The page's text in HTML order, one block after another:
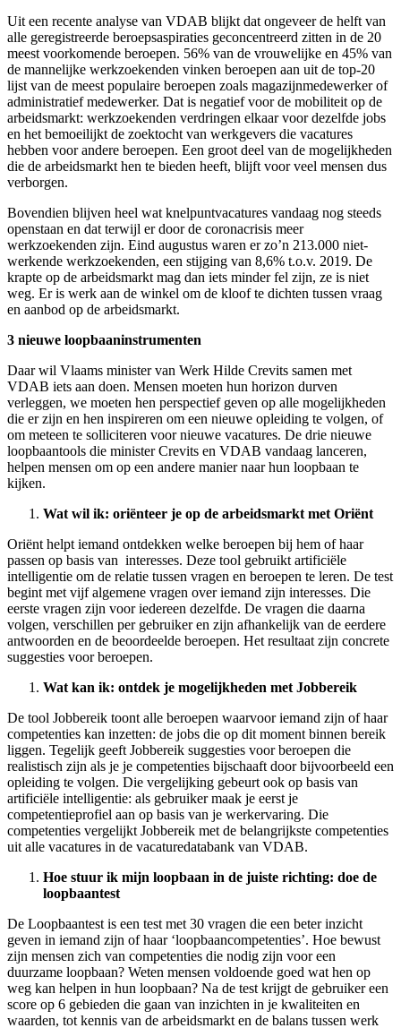
Uit een recente analyse van VDAB blijkt dat ongeveer de helft van
alle geregistreerde beroepsaspiraties geconcentreerd zitten in de 20
meest voorkomende beroepen. 56% van de vrouwelijke en 45% van
de mannelijke werkzoekenden vinken beroepen aan uit de top-20
lijst van de meest populaire beroepen zoals magazijnmedewerker of
administratief medewerker. Dat is negatief voor de mobiliteit op de
arbeidsmarkt: werkzoekenden verdringen elkaar voor dezelfde jobs
en het bemoeilijkt de zoektocht van werkgevers die vacatures
hebben voor andere beroepen. Een groot deel van de mogelijkheden
die de arbeidsmarkt hen te bieden heeft, blijft voor veel mensen dus
verborgen.
Bovendien blijven heel wat knelpuntvacatures vandaag nog steeds
openstaan en dat terwijl er door de coronacrisis meer
werkzoekenden zijn. Eind augustus waren er zo’n 213.000 niet-
werkende werkzoekenden, een stijging van 8,6% t.o.v. 2019. De
krapte op de arbeidsmarkt mag dan iets minder fel zijn, ze is niet
weg. Er is werk aan de winkel om de kloof te dichten tussen vraag
en aanbod op de arbeidsmarkt.
3 nieuwe loopbaaninstrumenten
Daar wil Vlaams minister van Werk Hilde Crevits samen met
VDAB iets aan doen. Mensen moeten hun horizon durven
verleggen, we moeten hen perspectief geven op alle mogelijkheden
die er zijn en hen inspireren om een nieuwe opleiding te volgen, of
om meteen te solliciteren voor nieuwe vacatures. De drie nieuwe
loopbaantools die minister Crevits en VDAB vandaag lanceren,
helpen mensen om op een andere manier naar hun loopbaan te
kijken.
Wat wil ik: oriënteer je op de arbeidsmarkt met Oriënt
Oriënt helpt iemand ontdekken welke beroepen bij hem of haar
passen op basis van interesses. Deze tool gebruikt artificiële
intelligentie om de relatie tussen vragen en beroepen te leren. De test
begint met vijf algemene vragen over iemand zijn interesses. Die
eerste vragen zijn voor iedereen dezelfde. De vragen die daarna
volgen, verschillen per gebruiker en zijn afhankelijk van de eerdere
antwoorden en de beoordeelde beroepen. Het resultaat zijn concrete
suggesties voor beroepen.
Wat kan ik: ontdek je mogelijkheden met Jobbereik
De tool Jobbereik toont alle beroepen waarvoor iemand zijn of haar
competenties kan inzetten: de jobs die op dit moment binnen bereik
liggen. Tegelijk geeft Jobbereik suggesties voor beroepen die
realistisch zijn als je je competenties bijschaaft door bijvoorbeeld een
opleiding te volgen. Die vergelijking gebeurt ook op basis van
artificiële intelligentie: als gebruiker maak je eerst je
competentieprofiel aan op basis van je werkervaring. Die
competenties vergelijkt Jobbereik met de belangrijkste competenties
uit alle vacatures in de vacaturedatabank van VDAB.
Hoe stuur ik mijn loopbaan in de juiste richting: doe de
loopbaantest
De Loopbaantest is een test met 30 vragen die een beter inzicht
geven in iemand zijn of haar ‘loopbaancompetenties’. Hoe bewust
zijn mensen zich van competenties die nodig zijn voor een
duurzame loopbaan? Weten mensen voldoende goed wat hen op
weg kan helpen in hun loopbaan? Na de test krijgt de gebruiker een
score op 6 gebieden die gaan van inzichten in je kwaliteiten en
waarden, tot kennis van de arbeidsmarkt en de balans tussen werk